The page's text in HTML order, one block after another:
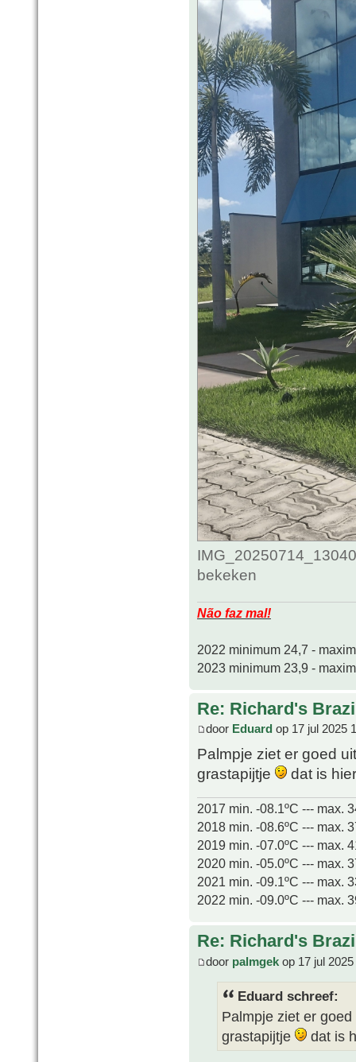
bekeken
Não faz mal!
2022 minimum 24,7 -
2023 minimum 23,9 -
Re: Richard's
door Eduard op 17 jul 2025
Palmpje ziet er goed
grastapijtje
dat is
2017 min. -08.1ºC --- max.
2018 min. -08.6ºC --- max.
2019 min. -07.0ºC --- max.
2020 min. -05.0ºC --- max.
2021 min. -09.1ºC --- max.
2022 min. -09.0ºC --- max.
Re: Richard's
door palmgek op 17 jul
Eduard schreef:
Palmpje ziet er
grastapijtje
dat is